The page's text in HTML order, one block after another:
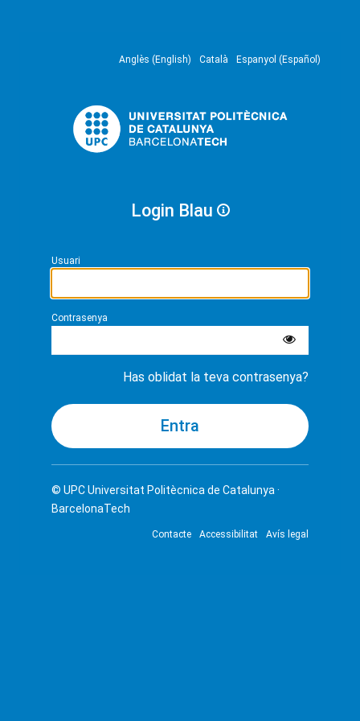
Anglès (English) Català Espanyol (Español)
Login Blau
Usuari
Contrasenya
Has oblidat la teva contrasenya?
© UPCUniversitat Politècnica de Catalunya ·
BarcelonaTech
Contacte Accessibilitat Avís legal